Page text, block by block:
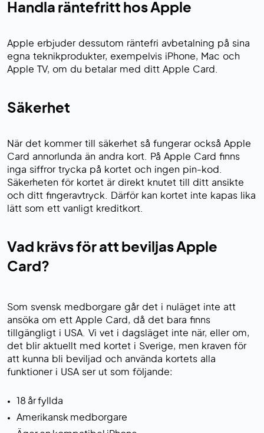
Handla räntefritt hos Apple
Apple erbjuder dessutom räntefri avbetalning på sina
egna teknikprodukter, exempelvis iPhone, Mac och
Apple TV, om du betalar med ditt Apple Card.
Säkerhet
När det kommer till säkerhet så fungerar också Apple
Card annorlunda än andra kort. På Apple Card finns
inga siffror trycka på kortet och ingen pin-kod.
Säkerheten för kortet är direkt knutet till ditt ansikte
och ditt fingeravtryck. Därför kan kortet inte kapas lika
lätt som ett vanligt kreditkort.
Vad krävs för att beviljas Apple
Card?
Som svensk medborgare går det i nuläget inte att
ansöka om ett Apple Card, då det bara finns
tillgängligt i USA. Vi vet i dagsläget inte när, eller om,
det blir aktuellt med kortet i Sverige, men kraven för
att kunna bli beviljad och använda kortets alla
funktioner i USA ser ut som följande:
18 år fyllda
Amerikansk medborgare